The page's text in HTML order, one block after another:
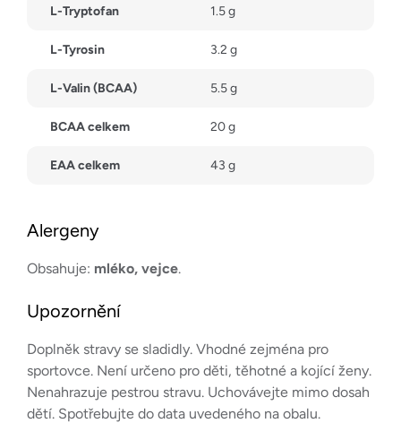
L-Tryptofan 1.5 g
L-Tyrosin 3.2 g
L-Valin (BCAA) 5.5 g
BCAA celkem 20 g
EAA celkem 43 g
Alergeny
Obsahuje: mléko, vejce.
Upozornění
Doplněk stravy se sladidly. Vhodné zejména pro
sportovce. Není určeno pro děti, těhotné a kojící ženy.
Nenahrazuje pestrou stravu. Uchovávejte mimo dosah
dětí. Spotřebujte do data uvedeného na obalu.